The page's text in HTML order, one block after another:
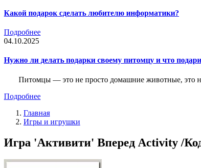
Какой подарок сделать любителю информатики?
Подробнее
04.10.2025
Нужно ли делать подарки своему питомцу и что
Питомцы — это не просто домашние животные, это
Подробнее
Главная
Игры и игрушки
Игра 'Активити' Вперед Activity /